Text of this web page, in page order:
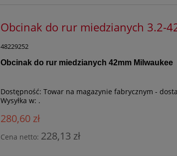
Obcinak do rur miedzianych 3.2-
48229252
Obcinak do rur miedzianych 42mm Milwaukee
Dostępność: Towar na magazynie fabrycznym -
Wysyłka w: .
280,60 zł
Cena netto: 228,13 zł